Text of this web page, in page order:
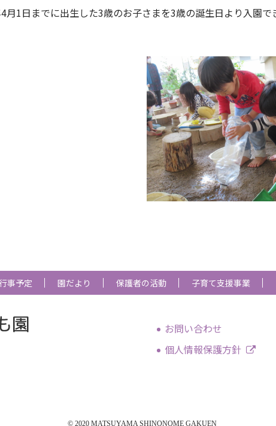
1日までに出生した3歳のお子さまを3歳の誕生日より入園で
行事予定 園だより 保護者の活動 子育て支援事業
お問い合わせ
個人情報保護方針
© 2020 MATSUYAMA SHINONOME GAKUEN